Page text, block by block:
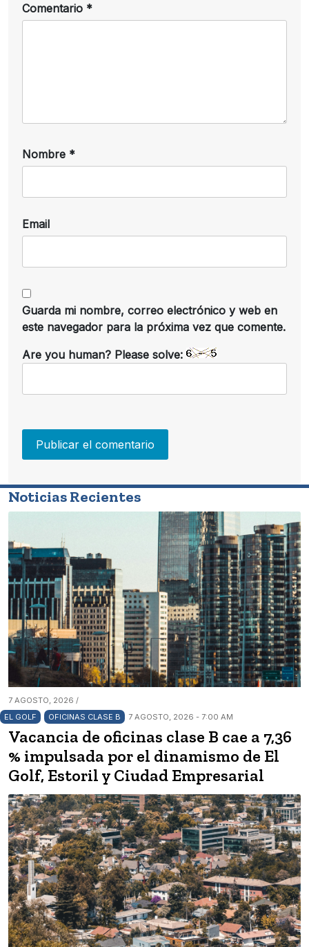
Comentario *
Nombre *
Email
Guarda mi nombre, correo electrónico y web en
este navegador para la próxima vez que comente.
Are you human? Please solve:
Noticias Recientes
7 AGOSTO, 2026 /
EL GOLF
OFICINAS CLASE B 7 AGOSTO, 2026 - 7:00 AM
Vacancia de oficinas clase B cae a 7,36
% impulsada por el dinamismo de El
Golf, Estoril y Ciudad Empresarial